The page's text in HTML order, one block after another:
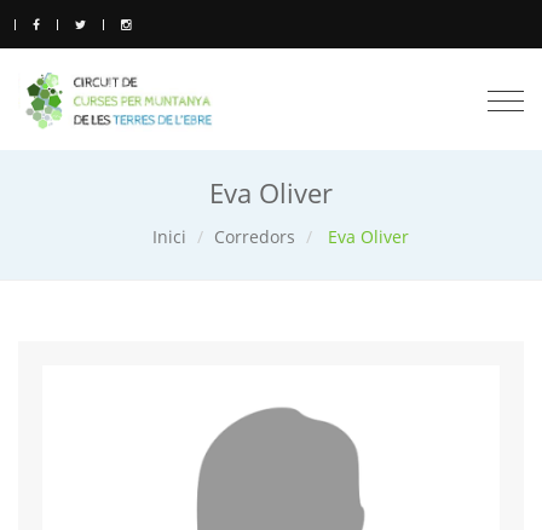
Eva Oliver
Inici Corredors Eva Oliver